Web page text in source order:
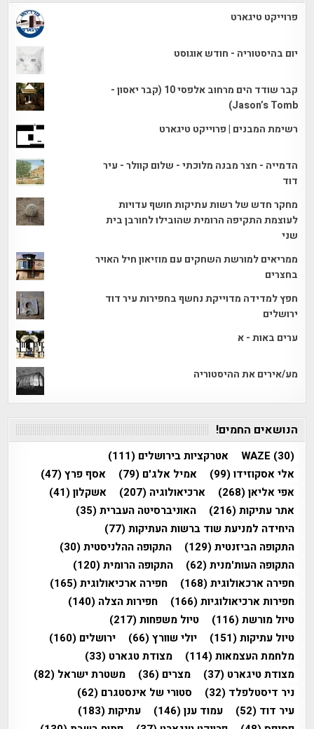
פרוייקט טיגארט
יום בהיסטוריה - חודש אוגוסט
קבר שודד הים מרחוב אלפסי 10 (קבר יאסון -
Jason’s Tomb)
רשימת המבנים | פרוייקט טיגארט
הדמייה - חצר מבנה מלוכתי - שלום קוולר - עיר
דוד
מחקר חדש של רשות עתיקות חושף עדויות
לעוצמת התקיפה הרומית שהובילו לחורבן בית
שני
ממריאים למורשת השחקים עם מוזיאון חיל האויר
בחצרים
חפץ למדידה מדוייקת נחשף בחפירות עיר דוד
ירושלים
ערים באות - א
מע/אירים את ההיסטוריה
הנושאים החמים!
WAZE (30) אטרקציות בירושלים (111)
אלי אסקוזידו(99) אמיל אלג'ם (79) אסף פרץ(47)
אפי אליאן(268) ארכיאולוגיה (207) אשקלון(41)
אתר עתיקות(216) האוניברסיטה העברית(35)
היחידה למניעת שוד ברשות העתיקות(77)
התקופה הביזנטית(129) התקופה ההלניסטית(30)
התקופה העות'מנית(62) התקופה הרומית(120)
חפירה ארכאולוגית(168) חפירה ארכיאולוגית(165)
חפירות ארכיאולוגיות(166) חפירות הצלה (140)
טיול מורשת(116) טיול משפחות(217)
טיול עתיקות(151) יולי שוורץ(66) ירושלים (160)
מלחמת העצמאות(114) מצודת טגארט (33)
מצודת טיגארט (37) מצרים (36) משטרת ישראל (82)
ניר דיסטלפלד (32) סטורי של אינסטגרם (62)
עיר דוד (52) עמוד ענן(146) עתיקות(183)